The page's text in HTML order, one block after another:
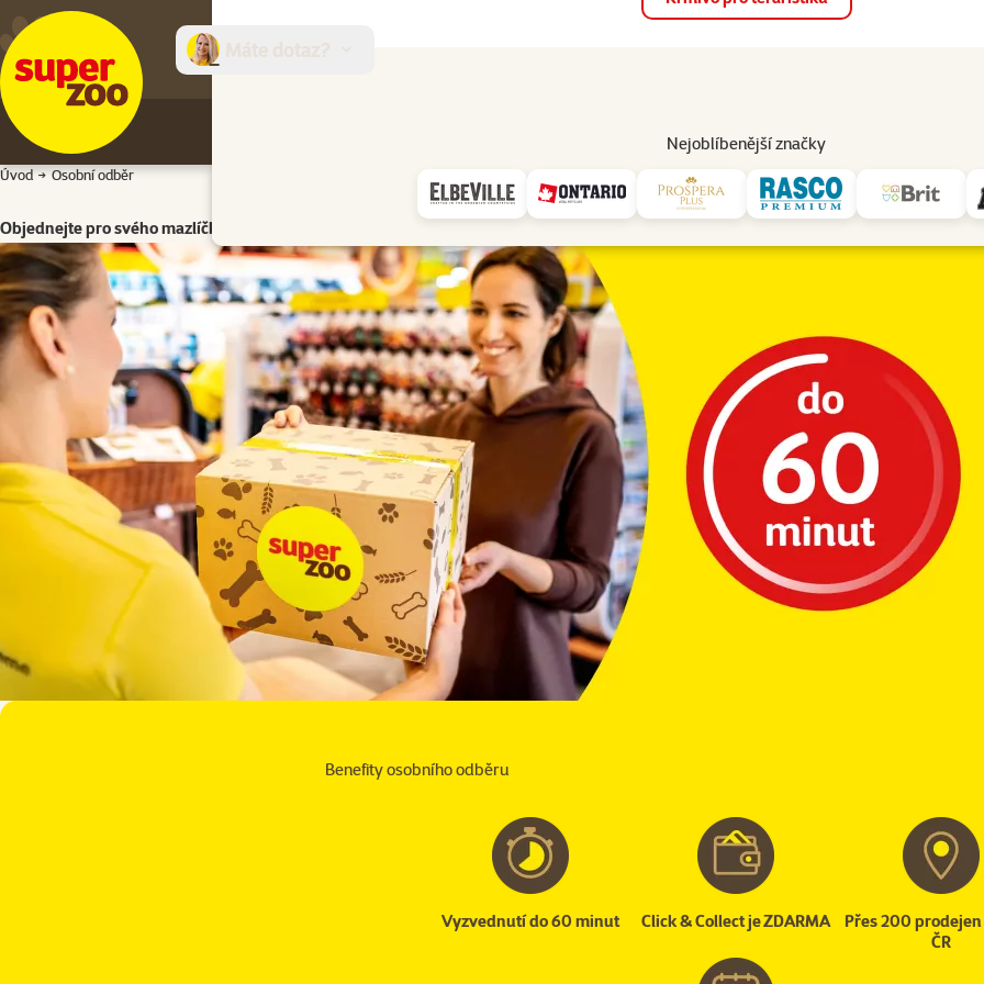
Nejoblíbenější značky
Prodejny Služby
Úvod Osobní odběr
Osobní odběr
Objednejte pro svého mazlíčka online na našem e-shopu a do 60 minut si vyzvedněte nákup na vaší oblíbené prodejně.
Benefity osobního odběru
Vyzvednutí do 60 minut Click & Collect je ZDARMA
Přes 200 prodejen
ČR